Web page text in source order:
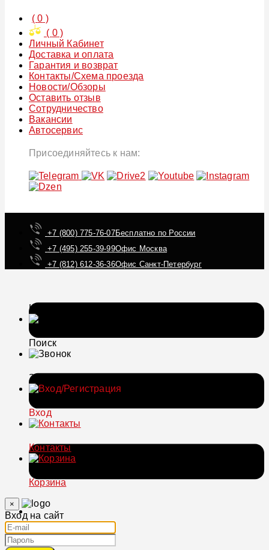
(0 )
( 0)
Личный Кабинет
Доставка и оплата
Гарантия и возврат
Контакты/Схема проезда
Новости/Обзоры
Оставить отзыв
Сотрудничество
Вакансии
Автосервис
Присоединяйтесь к нам:
+7 (800) 775-76-07Бесплатно по России
+7 (495) 255-39-99Офис Москва
+7 (812) 612-36-36Офис Санкт-Петербург
Каталог
Поиск
Звонок
Вход
Контакты
Корзина
×
Вход на сайт